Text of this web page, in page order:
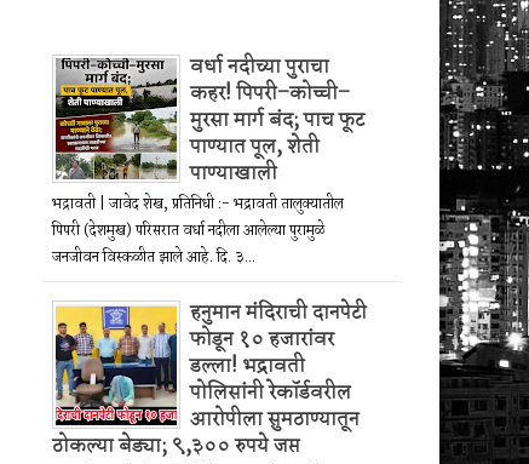
वर्धा नदीच्या पुराचा
कहर! पिपरी–कोच्ची–
मुरसा मार्ग बंद; पाच फूट
पाण्यात पूल, शेती
पाण्याखाली
भद्रावती | जावेद शेख, प्रतिनिधी :- भद्रावती तालुक्यातील
पिपरी (देशमुख) परिसरात वर्धा नदीला आलेल्या पुरामुळे
जनजीवन विस्कळीत झाले आहे. दि. ३...
हनुमान मंदिराची दानपेटी
फोडून १० हजारांवर
डल्ला! भद्रावती
पोलिसांनी रेकॉर्डवरील
आरोपीला सुमठाण्यातून
ठोकल्या बेड्या; ९,३०० रुपये जप्त